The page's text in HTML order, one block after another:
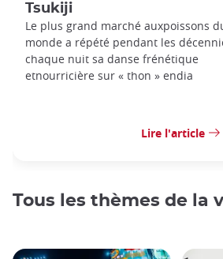
Tsukiji
Le plus grand marché auxpoissons
monde a répété pendant les
chaque nuit sa danse frénétique
etnourricière sur « thon » endia
Lire l'article
Tous les thèmes de la